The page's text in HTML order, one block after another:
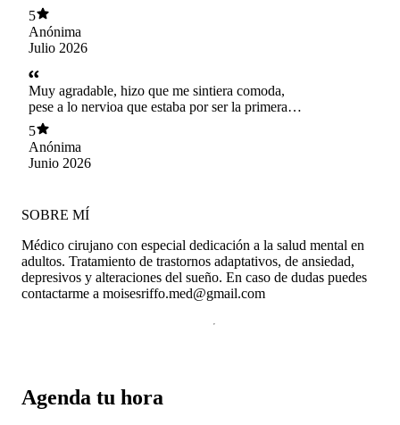
5
Anónima
Julio 2026
Muy agradable, hizo que me sintiera comoda,
pese a lo nervioa que estaba por ser la primera
cita
5
Anónima
Junio 2026
Agenda tu hora
SOBRE MÍ
Médico cirujano con especial dedicación a la salud mental en
adultos. Tratamiento de trastornos adaptativos, de ansiedad,
depresivos y alteraciones del sueño. En caso de dudas puedes
contactarme a moisesriffo.med@gmail.com